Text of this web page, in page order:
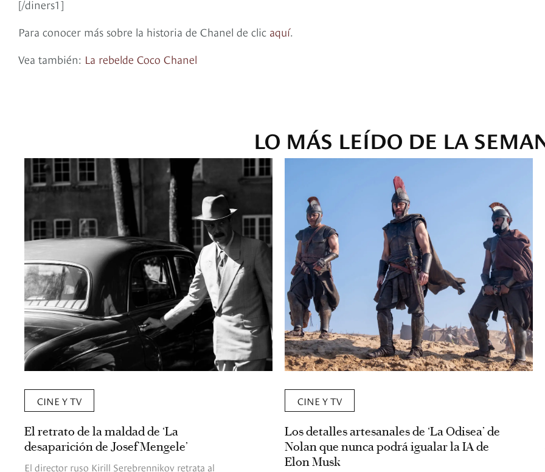
[/diners1]
Para conocer más sobre la historia de Chanel de clic aquí.
Vea también: La rebelde Coco Chanel
LO MÁS LEÍDO DE LA
CINE Y TV
El retrato de la maldad de ‘La
desaparición de Josef Mengele’
El director ruso Kirill Serebrennikov retrata al
CINE Y TV
Los detalles artesanales de ‘La Odisea’ de
Nolan que nunca podrá igualar la IA de
Elon Musk